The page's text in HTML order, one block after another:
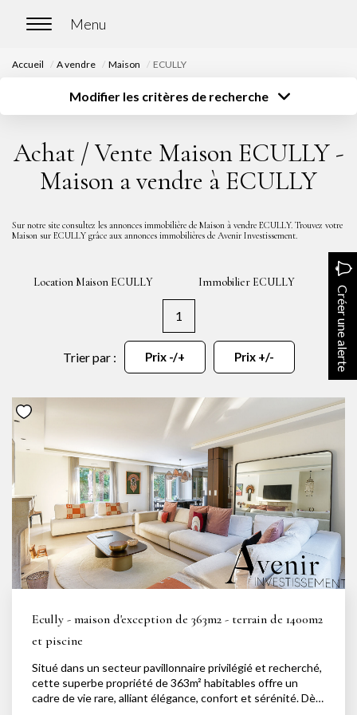
Nos biens en vente
Chasse immobilière
Nos biens en location
Nos biens loués
NOTRE AGENCE
Notre équipe
Notre magazine
Nos partenaires
Nous rejoindre
VENDRE
Estimer votre bien
CONTACT
Accueil A vendre Maison ECULLY
Modifier les critères de recherche
Sélectionnez...
Type de bien
Sélectionnez...
Surface
Budget
Créer une alerte
Achat / Vente Maison ECULLY -
Maison a vendre à ECULLY
Sur notre site consultez les annonces immobilière de Maison à vendre ECULLY. Trouvez votre
Maison sur ECULLY grâce aux annonces immobilières de Avenir Investissement.
Location Maison ECULLY Immobilier ECULLY
Créer une alerte
1
Trier par : Prix -/+ Prix +/-
Ecully - maison d'exception de 363m2 - terrain de 1400m2
et piscine
Situé dans un secteur pavillonnaire privilégié et recherché,
cette superbe propriété de 363m² habitables offre un
cadre de vie rare, alliant élégance, confort et sérénité. Dès